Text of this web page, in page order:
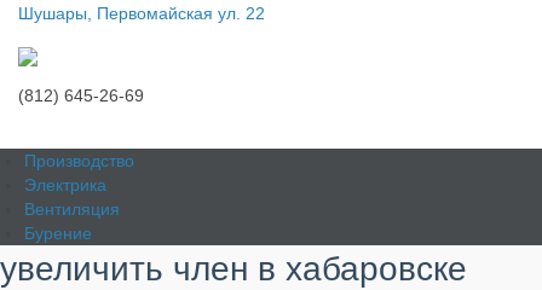
Шушары, Первомайская ул. 22
(812) 645-26-69
Производство
Электрика
Вентиляция
Бурение
увеличить член в хабаровске